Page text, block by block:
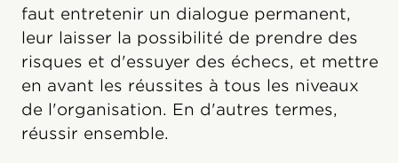
faut entretenir un dialogue permanent,
leur laisser la possibilité de prendre des
risques et d'essuyer des échecs, et mettre
en avant les réussites à tous les niveaux
de l'organisation. En d'autres termes,
réussir ensemble.